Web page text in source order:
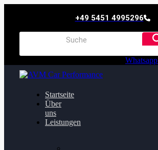
+49 5451 4995296
Whatsapp
Startseite
Über
uns
Leistungen